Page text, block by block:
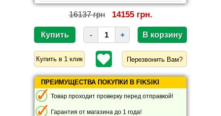
16137 грн 14155 грн.
- +
Перезвонить Вам?
ПРЕИМУЩЕСТВА ПОКУПКИ В FIKSIKI
Товар проходит проверку перед отправкой!
Гарантия от магазина до 1 года!